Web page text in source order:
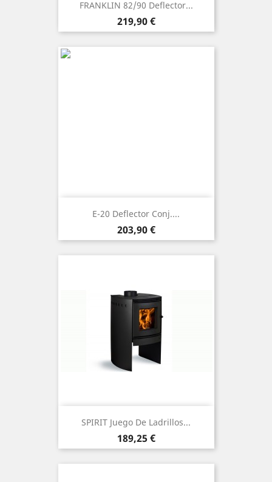
FRANKLIN 82/90 Deflector...
Precio
219,90 €
E-20 Deflector Conj....
Precio
203,90 €
SPIRIT Juego De Ladrillos...
Precio
189,25 €